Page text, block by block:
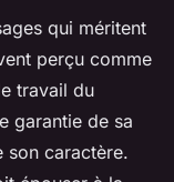
:
qui méritent
perçu comme
travail du
garantie de sa
son caractère.